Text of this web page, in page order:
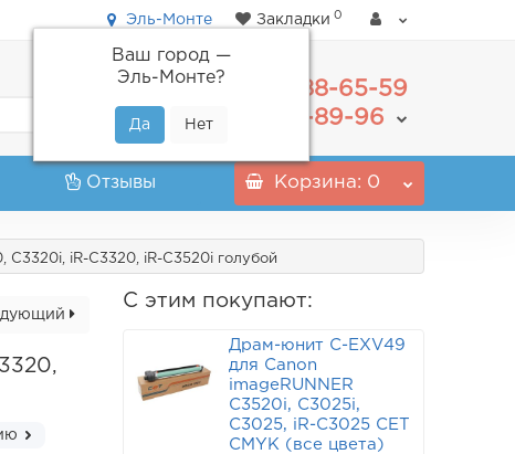
Эль-Монте
Ваш город —
Эль-Монте?
Закладки 0
488-65-59
+7(800) 555-89-96
Отзывы Корзина: 0
iR-C3320, iR-C3520i голубой
С этим покупают:
Драм-юнит C-EXV49
для Canon
imageRUNNER
C3520i, C3025i,
C3025, iR-C3025 CET
CMYK (все цвета)